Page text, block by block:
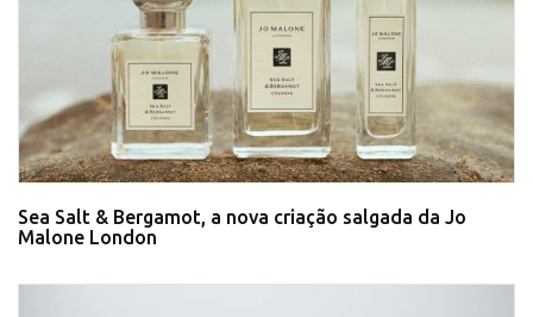
Sea Salt & Bergamot, a nova criação salgada da Jo
Malone London